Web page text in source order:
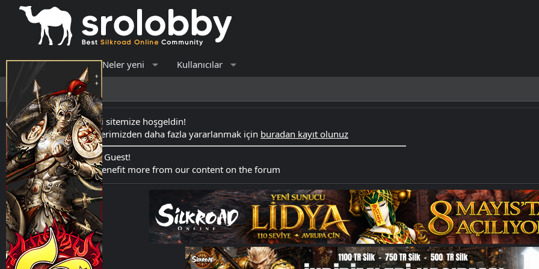
Forumlar Neler yeni Kullanıcılar
Son aktivite Kayıt ol
Merhaba Ziyaretçi sitemize hoşgeldin!
Forumdaki içeriklerimizden daha fazla yararlanmak için buradan kayıt olunuz
Hello Welcome to Guest!
Register hereto benefit more from our content on the forum